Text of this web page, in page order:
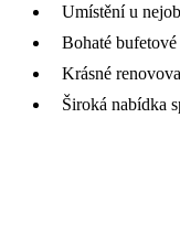
Umístění u
Bohaté
Krásné
Široká nabídka